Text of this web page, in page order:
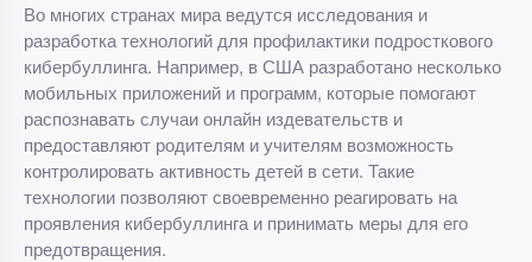
Во многих странах мира ведутся исследования и
разработка технологий для профилактики подросткового
кибербуллинга. Например, в США разработано несколько
мобильных приложений и программ, которые помогают
распознавать случаи онлайн издевательств и
предоставляют родителям и учителям возможность
контролировать активность детей в сети. Такие
технологии позволяют своевременно реагировать на
проявления кибербуллинга и принимать меры для его
предотвращения.